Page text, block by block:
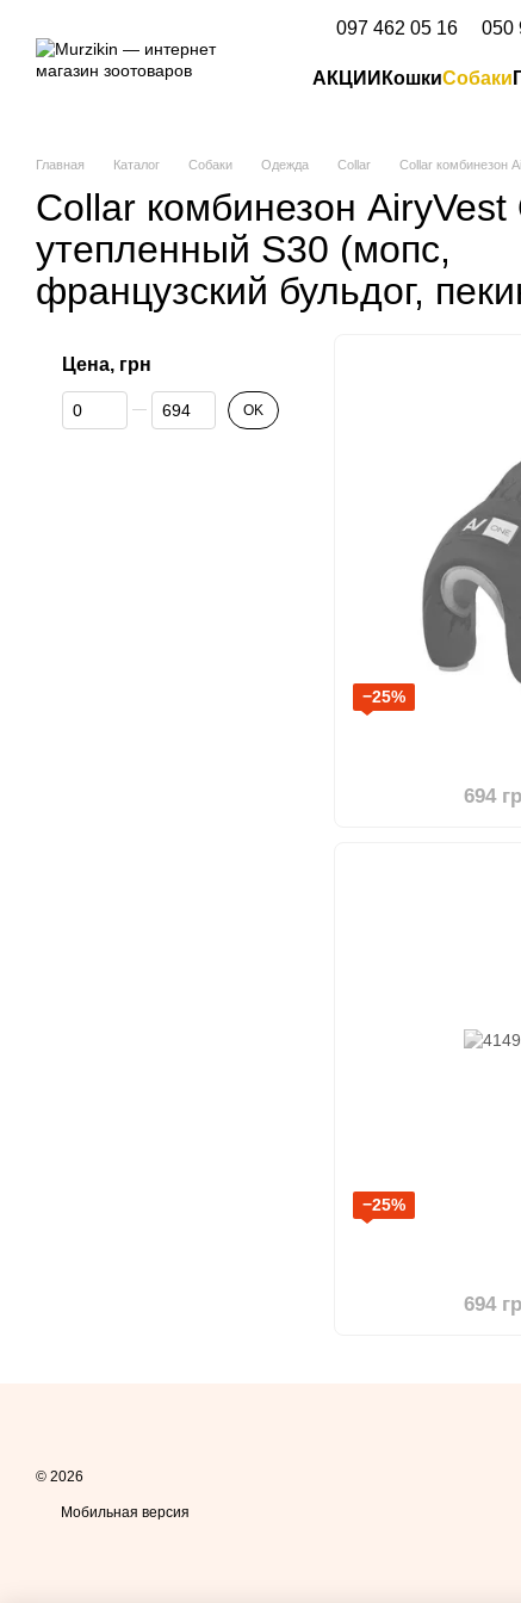
097 462 05 16 050
АКЦИИ КошкиСобаки
Главная Каталог Собаки Одежда Collar Collar комбинезон
Collar комбинезон AiryVest
утепленный S30 (мопс,
французский бульдог,
−25%
694
−25%
694
Цена, грн
От Цена, грн
До Цена, грн OK
© 2026
Мобильная версия